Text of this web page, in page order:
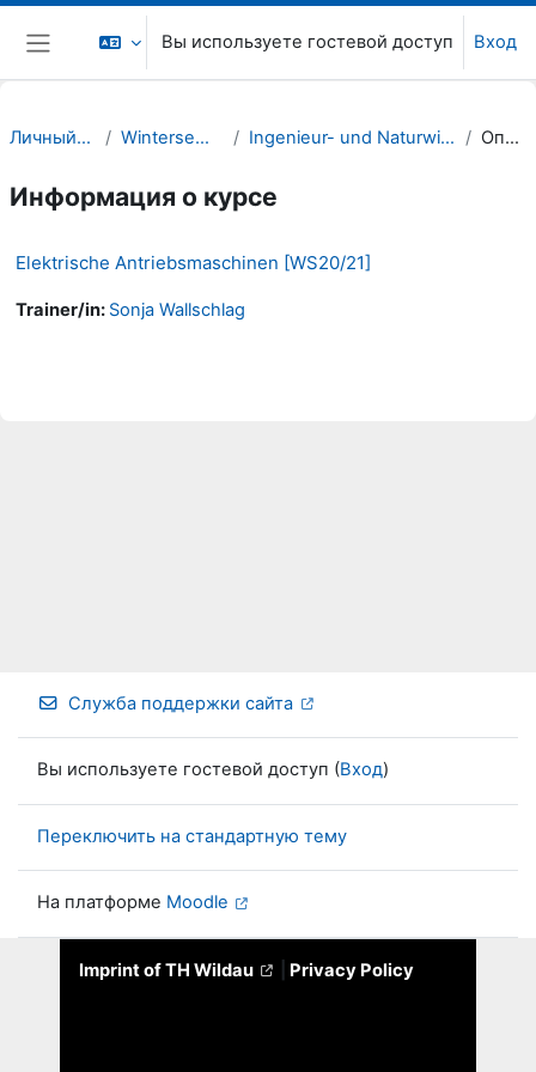
Перейти к основному содержанию
Боковая панель
Вы используете гостевой доступ Вход
Личный кабинет Wintersemester 20/21 Ingenieur- und Naturwissenschaften (INW) Описание
Информация о курсе
Elektrische Antriebsmaschinen [WS20/21]
Trainer/in: Sonja Wallschlag
Служба поддержки сайта
Вы используете гостевой доступ (Вход)
Переключить на стандартную тему
На платформе Moodle
Imprint of TH Wildau Privacy Policy